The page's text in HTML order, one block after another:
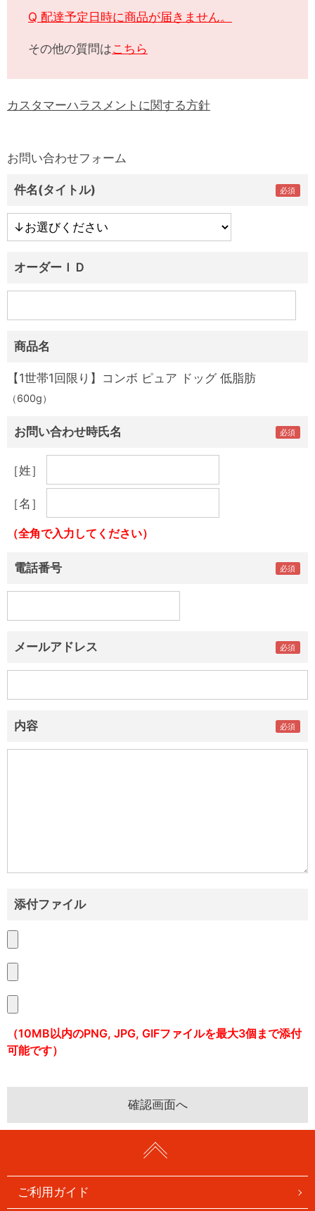
Q 配達予定日時に商品が届きません。
その他の質問はこちら
カスタマーハラスメントに関する方針
お問い合わせフォーム
件名(タイトル)
オーダーＩＤ
商品名
【1世帯1回限り】コンボ ピュア ドッグ 低脂肪
（600g）
お問い合わせ時氏名
［姓］
［名］
（全角で入力してください）
電話番号
メールアドレス
内容
添付ファイル
（10MB以内のPNG, JPG, GIFファイルを最大3個まで添付
可能です）
ご利用ガイド